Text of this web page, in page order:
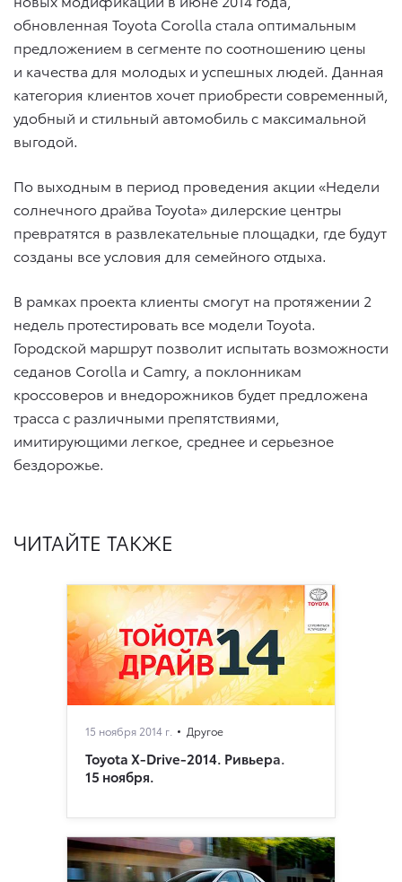
обновленная Toyota Corolla стала оптимальным
предложением в сегменте по соотношению цены
и качества для молодых и успешных людей. Данная
категория клиентов хочет приобрести современный,
удобный и стильный автомобиль с максимальной
выгодой.
По выходным в период проведения акции «Недели
солнечного драйва Toyota» дилерские центры
превратятся в развлекательные площадки, где будут
созданы все условия для семейного отдыха.
В рамках проекта клиенты смогут на протяжении 2
недель протестировать все модели Toyota.
Городской маршрут позволит испытать возможности
седанов Corolla и Camry, а поклонникам
кроссоверов и внедорожников будет предложена
трасса с различными препятствиями,
имитирующими легкое, среднее и серьезное
бездорожье.
ЧИТАЙТЕ ТАКЖЕ
15 ноября 2014 г. Другое
Toyota X-Drive-2014. Ривьера.
15 ноября.